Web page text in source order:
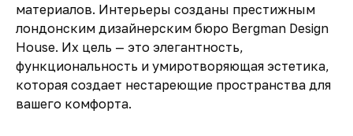
материалов. Интерьеры созданы престижным
лондонским дизайнерским бюро Bergman Design
House. Их цель — это элегантность,
функциональность и умиротворяющая эстетика,
которая создает нестареющие пространства для
вашего комфорта.